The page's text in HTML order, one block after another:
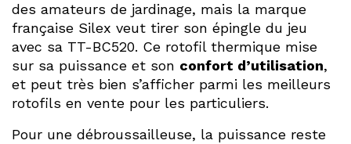
des amateurs de jardinage, mais la marque
française Silex veut tirer son épingle du jeu
avec sa TT-BC520. Ce rotofil thermique mise
sur sa puissance et son confort d’utilisation,
et peut très bien s’afficher parmi les meilleurs
rotofils en vente pour les particuliers.
Pour une débroussailleuse, la puissance reste